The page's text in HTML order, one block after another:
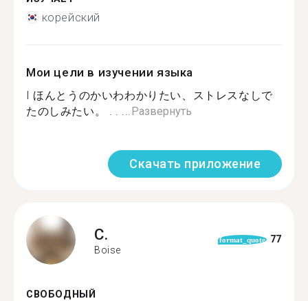
корейский
Мои цели в изучении языка
I ほんとうのかいわわかりたい、ストレスなしで
たのしみたい。 . . ... Развернуть
Скачать приложение
C.
Boise
format_quote 77
СВОБОДНЫЙ